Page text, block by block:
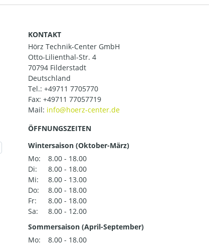
KONTAKT
Hörz Technik-Center GmbH
Otto-Lilienthal-Str. 4
70794 Filderstadt
Deutschland
Tel.: +49711 7705770
Fax: +49711 77057719
Mail:
ÖFFNUNGSZEITEN
Wintersaison (Oktober-März)
Mo:
8.00 - 18.00
Di:
8.00 - 18.00
Mi:
8.00 - 13.00
Do:
8.00 - 18.00
Fr:
8.00 - 18.00
Sa:
8.00 - 12.00
Sommersaison (April-September)
Mo:
8.00 - 18.00